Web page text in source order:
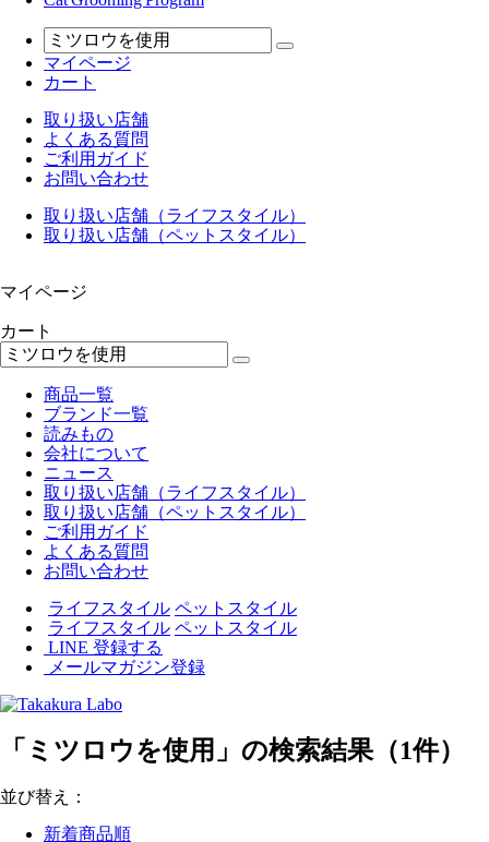
マイページ
カート
取り扱い店舗
よくある質問
ご利用ガイド
お問い合わせ
取り扱い店舗（ライフスタイル）
取り扱い店舗（ペットスタイル）
マイページ
カート
商品一覧
ブランド一覧
読みもの
会社について
ニュース
取り扱い店舗（ライフスタイル）
取り扱い店舗（ペットスタイル）
ご利用ガイド
よくある質問
お問い合わせ
ライフスタイル ペットスタイル
ライフスタイル ペットスタイル
LINE 登録する
メールマガジン登録
「ミツロウを使用」の検索結果（1件）
並び替え：
新着商品順